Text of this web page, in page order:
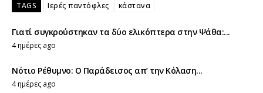
TAGS Ιερές παντόφλες κάστανα
Γιατί συγκρούστηκαν τα δύο ελικόπτερα στην Ψάθα:...
4 ημέρες ago
Νότιο Ρέθυμνο: Ο Παράδεισος απ’ την Κόλαση...
4 ημέρες ago